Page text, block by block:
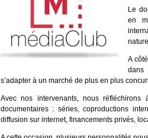
Le
en
A
dans
s’adapter à un marché de plus en plus
Avec nos intervenants, nous
documentaires : séries, coproductions
diffusion sur internet, financements privés,